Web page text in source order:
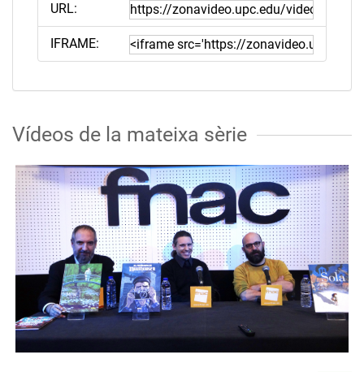
URL:
IFRAME:
Vídeos de la mateixa sèrie